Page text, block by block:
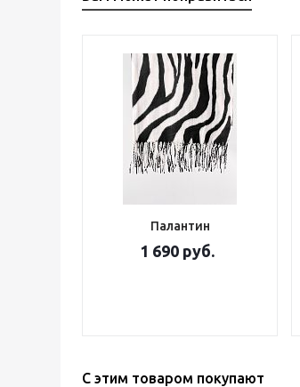
Палантин
1 690 руб.
С этим товаром покупают